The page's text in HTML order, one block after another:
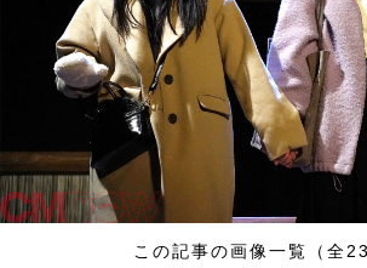
この記事の画像一覧（全23